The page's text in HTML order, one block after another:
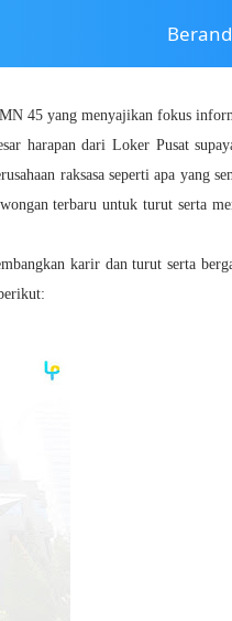
45 yang menyajikan fokus
harapan dari Loker Pusat
raksasa seperti apa yang
terbaru untuk turut serta
karir dan turut serta